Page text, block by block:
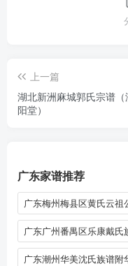
上一篇
湖北新洲麻城郭氏宗谱（
阳堂）
广东家谱推荐
广东梅州梅县区黄氏云祖
广东广州番禺区乐康戴氏
广东潮州华美沈氏族谱附